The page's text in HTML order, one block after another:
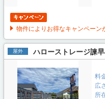
物件によりお得なキャンペーン
屋外 ハローストレージ諫
料
広
所